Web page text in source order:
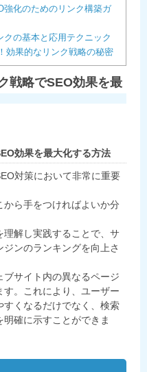
強化のためのリンク構築ガ
の基本と応用テクニック
効果的なリンク戦略の秘密
戦略でSEO効果を最
効果を最大化する方法
対策において非常に重要
ら手をつければよいか分
理解し実践することで、サ
ンのランキングを向上さ
サイト内の異なるページ
。これにより、ユーザー
くなるだけでなく、検索
確に示すことができま